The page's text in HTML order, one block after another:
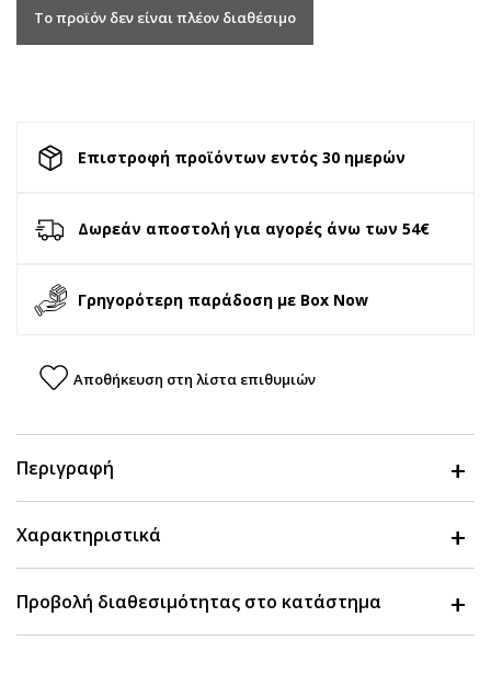
Το προϊόν δεν είναι πλέον διαθέσιμο
Επιστροφή προϊόντων εντός 30 ημερών
Δωρεάν αποστολή για αγορές άνω των 54€
Γρηγορότερη παράδοση με Box Now
Αποθήκευση στη λίστα επιθυμιών
Περιγραφή
Χαρακτηριστικά
Προβολή διαθεσιμότητας στο κατάστημα